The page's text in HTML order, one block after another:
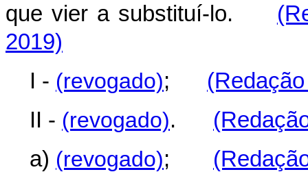
que vier a substituí-lo.
2019)
I - (revogado);
II - (revogado).
a) (revogado);